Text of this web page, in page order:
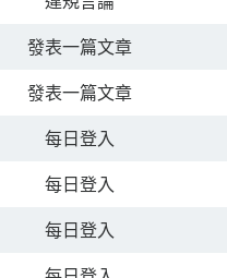
發表一篇文章
發表一篇文章
每日登入
每日登入
每日登入